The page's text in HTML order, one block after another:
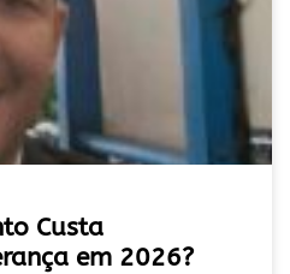
Custa
em 2026?